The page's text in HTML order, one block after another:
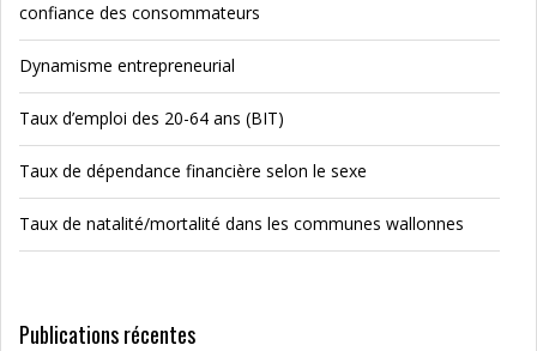
confiance des consommateurs
Dynamisme entrepreneurial
Taux d’emploi des 20-64 ans (BIT)
Taux de dépendance financière selon le sexe
Taux de natalité/mortalité dans les communes wallonnes
Publications récentes